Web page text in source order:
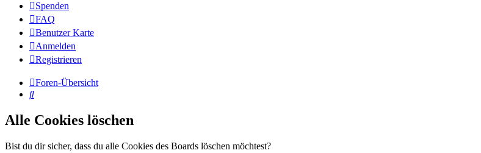
Spenden
FAQ
Benutzer Karte
Anmelden
Registrieren
Foren-Übersicht
Suche
Alle Cookies löschen
Bist du dir sicher, dass du alle Cookies des Boards löschen möchtest?